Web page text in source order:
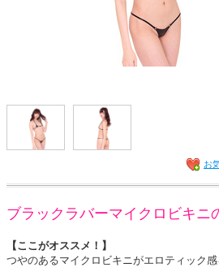
お
ブラックラバーマイクロビキニ
【ここがオススメ！】
つやのあるマイクロビキニがエロティック感